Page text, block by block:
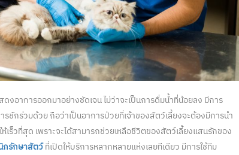
งอาการออกมาอย่างชัดเจน ไม่ว่าจะเป็นการดื่มน้ำที่น้อยลง มีการ
ชักร่วมด้วย ถือว่าเป็นอาการป่วยที่เจ้าของสัตว์เลี้ยงจะต้องมีการนำ
ร็วที่สุด เพราะจะได้สามารถช่วยเหลือชีวิตของสัตว์เลี้ยงแสนรักของ
กรักษาสัตว์ที่เปิดให้บริการหลากหลายแห่งเลยทีเดียว มีการใช้ทีม